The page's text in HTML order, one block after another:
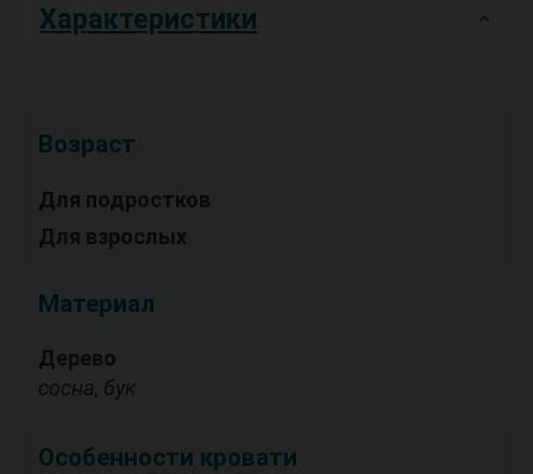
Характеристики
Возраст
Для подростков
Для взрослых
Материал
Дерево
сосна, бук
Особенности кровати